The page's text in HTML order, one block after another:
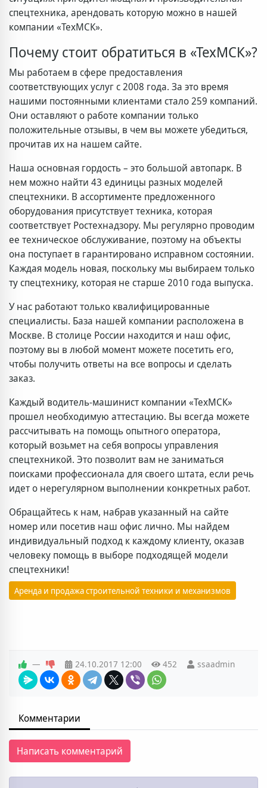
спецтехника, арендовать которую можно в нашей
компании «ТехМСК».
Почему стоит обратиться в «ТехМСК»?
Мы работаем в сфере предоставления
соответствующих услуг с 2008 года. За это время
нашими постоянными клиентами стало 259 компаний.
Они оставляют о работе компании только
положительные отзывы, в чем вы можете убедиться,
прочитав их на нашем сайте.
Наша основная гордость – это большой автопарк. В
нем можно найти 43 единицы разных моделей
спецтехники. В ассортименте предложенного
оборудования присутствует техника, которая
соответствует Ростехнадзору. Мы регулярно проводим
ее техническое обслуживание, поэтому на объекты
она поступает в гарантировано исправном состоянии.
Каждая модель новая, поскольку мы выбираем только
ту спецтехнику, которая не старше 2010 года выпуска.
У нас работают только квалифицированные
специалисты. База нашей компании расположена в
Москве. В столице России находится и наш офис,
поэтому вы в любой момент можете посетить его,
чтобы получить ответы на все вопросы и сделать
заказ.
Каждый водитель-машинист компании «ТехМСК»
прошел необходимую аттестацию. Вы всегда можете
рассчитывать на помощь опытного оператора,
который возьмет на себя вопросы управления
спецтехникой. Это позволит вам не заниматься
поисками профессионала для своего штата, если речь
идет о нерегулярном выполнении конкретных работ.
Обращайтесь к нам, набрав указанный на сайте
номер или посетив наш офис лично. Мы найдем
индивидуальный подход к каждому клиенту, оказав
человеку помощь в выборе подходящей модели
спецтехники!
Аренда и продажа строительной техники и механизмов
— 24.10.2017 12:00 452 ssaadmin
Комментарии
Написать комментарий